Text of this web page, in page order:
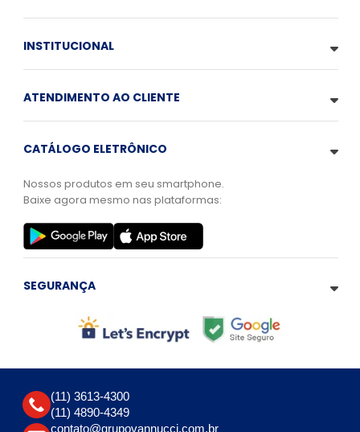
INSTITUCIONAL
ATENDIMENTO AO CLIENTE
CATÁLOGO ELETRÔNICO
Nossos produtos em seu smartphone.
Baixe agora mesmo nas plataformas:
SEGURANÇA
(11) 3613-4300
(11) 4890-4349
contato@grupovannucci.com.br